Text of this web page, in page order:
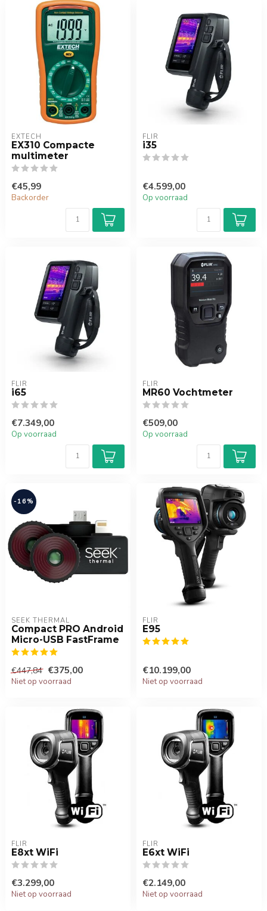
EXTECH
EX310 Compacte
multimeter
€45,99
Backorder
FLIR
i35
€4.599,00
Op voorraad
FLIR
i65
€7.349,00
Op voorraad
FLIR
MR60 Vochtmeter
€509,00
Op voorraad
-16%
SEEK THERMAL
Compact PRO Android
Micro-USB FastFrame
€447,84 €375,00
Niet op voorraad
FLIR
E95
€10.199,00
Niet op voorraad
FLIR
E8xt WiFi
€3.299,00
Niet op voorraad
FLIR
E6xt WiFi
€2.149,00
Niet op voorraad